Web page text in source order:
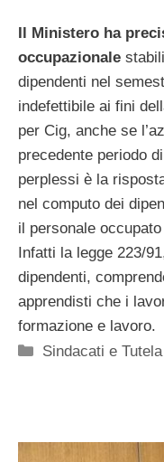
Il Ministero ha
occupazionale
dipendenti nel
indefettibile ai fini
per Cig, anche se
precedente periodo di
perplessi è la
nel computo dei
il personale
Infatti la legge 223/
dipendenti,
apprendisti che i
formazione e lavoro.
Categorie
Sindacati e Tutela